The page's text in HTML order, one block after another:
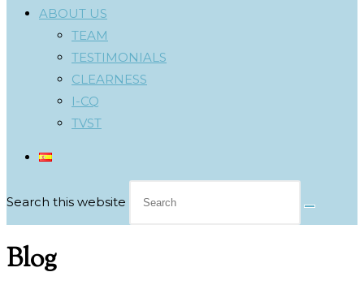
ABOUT US
TEAM
TESTIMONIALS
CLEARNESS
I-CQ
TVST
Search this website
Blog